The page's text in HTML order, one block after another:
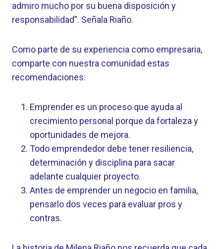
admiro mucho por su buena disposición y
responsabilidad”. Señala Riaño.
Como parte de su experiencia como empresaria,
comparte con nuestra comunidad estas
recomendaciones:
Emprender es un proceso que ayuda al
crecimiento personal porque da fortaleza y
oportunidades de mejora.
Todo emprendedor debe tener resiliencia,
determinación y disciplina para sacar
adelante cualquier proyecto.
Antes de emprender un negocio en familia,
pensarlo dos veces para evaluar pros y
contras.